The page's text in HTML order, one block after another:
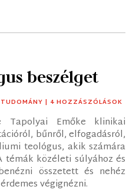
beszélget
TUDOMÁNY | 4 HOZZÁSZÓLÁSOK
Tapolyai Emőke klinikai
bűnről, elfogadásról,
teológus, akik számára
témák közéleti súlyához és
összetett és nehéz
végignézni.